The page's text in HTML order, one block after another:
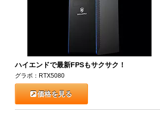
ハイエンドで最新FPSもサクサク！
グラボ：RTX5080
価格を見る